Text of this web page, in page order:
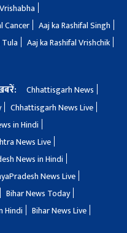
Cancer
Aaj ka Rashifal Singh
Aaj ka Rashifal Vrishchik
Chhattisgarh News
Chhattisgarh News Live
in Hindi
News Live
News in Hindi
News Live
Bihar News Today
Hindi Bihar News Live